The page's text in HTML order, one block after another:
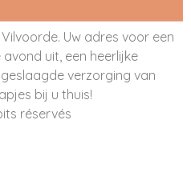
Uw adres voor een
uit, een heerlijke
verzorging van
bij u thuis!
réservés